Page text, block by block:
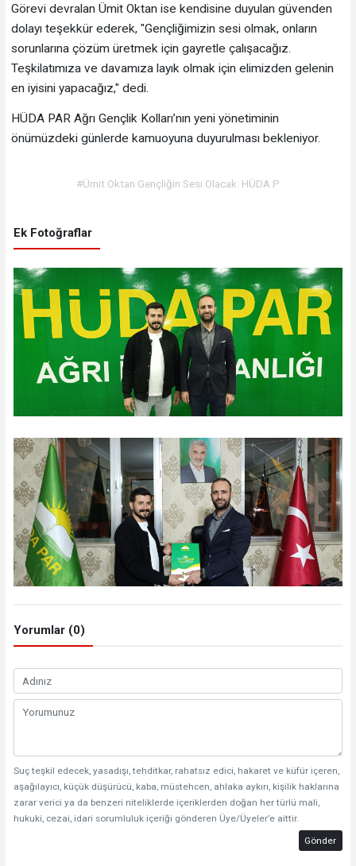
Görevi devralan Ümit Oktan ise kendisine duyulan güvenden
dolayı teşekkür ederek, "Gençliğimizin sesi olmak, onların
sorunlarına çözüm üretmek için gayretle çalışacağız.
Teşkilatımıza ve davamıza layık olmak için elimizden gelenin
en iyisini yapacağız," dedi.
HÜDA PAR Ağrı Gençlik Kolları’nın yeni yönetiminin
önümüzdeki günlerde kamuoyuna duyurulması bekleniyor.
#Ümit Oktan Gençliğin Sesi Olacak: HÜDA P
Ek Fotoğraflar
Yorumlar (0)
Suç teşkil edecek, yasadışı, tehditkar, rahatsız edici, hakaret ve küfür içeren,
aşağılayıcı, küçük düşürücü, kaba, müstehcen, ahlaka aykırı, kişilik haklarına
zarar verici ya da benzeri niteliklerde içeriklerden doğan her türlü mali,
hukuki, cezai, idari sorumluluk içeriği gönderen Üye/Üyeler’e aittir.
Gönder